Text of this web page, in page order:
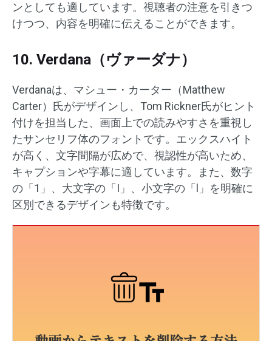
ンとしても適しています。​視聴者の注意を引きつ
けつつ、内容を明確に伝えることができます。
10. Verdana（ヴァーダナ）
Verdanaは、マシュー・カーター（Matthew
Carter）氏がデザインし、Tom Rickner氏がヒント
付けを担当した、画面上での読みやすさを重視し
たサンセリフ体のフォントです。エックスハイト
が高く、文字間隔が広めで、視認性が高いため、
キャプションや字幕に適しています。​また、数字
の「1」、大文字の「I」、小文字の「l」を明確に
区別できるデザインも特徴です。